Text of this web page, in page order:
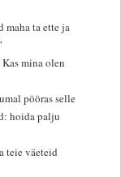
maha ta ette ja
mina olen
pööras selle
hoida palju
teie väeteid